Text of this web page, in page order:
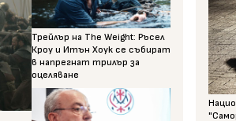
Трейлър на The Weight: Ръсел
Кроу и Итън Хоук се събират
в напрегнат трилър за
оцеляване